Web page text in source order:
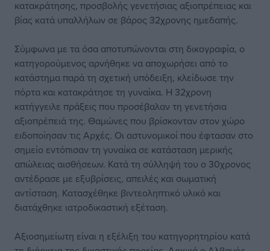
κατακράτησης, προσβολής γενετήσιας αξιοπρέπειας και
βίας κατά υπαλλήλων σε βάρος 32χρονης ημεδαπής.
Σύμφωνα με τα όσα αποτυπώνονται στη δικογραφία, ο
κατηγορούμενος αρνήθηκε να αποχωρήσει από το
κατάστημα παρά τη σχετική υπόδειξη, κλείδωσε την
πόρτα και κατακράτησε τη γυναίκα. Η 32χρονη
κατήγγειλε πράξεις που προσέβαλαν τη γενετήσια
αξιοπρέπειά της. Θαμώνες που βρίσκονταν στον χώρο
ειδοποίησαν τις Αρχές. Οι αστυνομικοί που έφτασαν στο
σημείο εντόπισαν τη γυναίκα σε κατάσταση μερικής
απώλειας αισθήσεων. Κατά τη σύλληψή του ο 30χρονος
αντέδρασε με εξυβρίσεις, απειλές και σωματική
αντίσταση. Κατασχέθηκε βιντεοληπτικό υλικό και
διατάχθηκε ιατροδικαστική εξέταση.
Αξιοσημείωτη είναι η εξέλιξη του κατηγορητηρίου κατά